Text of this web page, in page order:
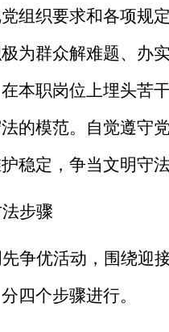
组织要求和各项规
为群众解难题、办
本职岗位上埋头苦
的模范。自觉遵守
稳定，争当文明守
步骤
争优活动，围绕迎
四个步骤进行。